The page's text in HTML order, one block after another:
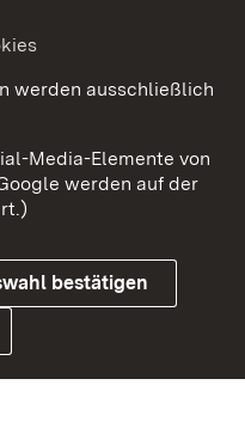
werden ausschließlich
Media-Elemente von
werden auf der
bestätigen